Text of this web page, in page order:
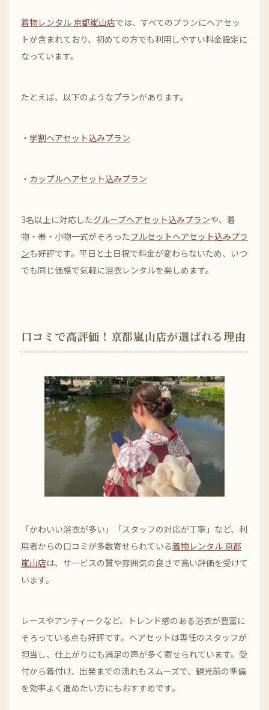
着物レンタル 京都嵐山店では、すべてのプランにヘアセッ
トが含まれており、初めての方でも利用しやすい料金設定に
なっています。
たとえば、以下のようなプランがあります。
・ 学割ヘアセット込みプラン
・ カップルヘアセット込みプラン
3名以上に対応したグループヘアセット込みプランや、着
物・帯・小物一式がそろったフルセットヘアセット込みプラ
ンも好評です。平日と土日祝で料金が変わらないため、いつ
でも同じ価格で気軽に浴衣レンタルを楽しめます。
口コミで高評価！京都嵐山店が選ばれる理由
「かわいい浴衣が多い」「スタッフの対応が丁寧」など、利
用者からの口コミが多数寄せられている着物レンタル 京都
嵐山店は、サービスの質や雰囲気の良さで高い評価を受けて
います。
レースやアンティークなど、トレンド感のある浴衣が豊富に
そろっている点も好評です。ヘアセットは専任のスタッフが
担当し、仕上がりにも満足の声が多く寄せられています。受
付から着付け、出発までの流れもスムーズで、観光前の準備
を効率よく進めたい方にもおすすめです。